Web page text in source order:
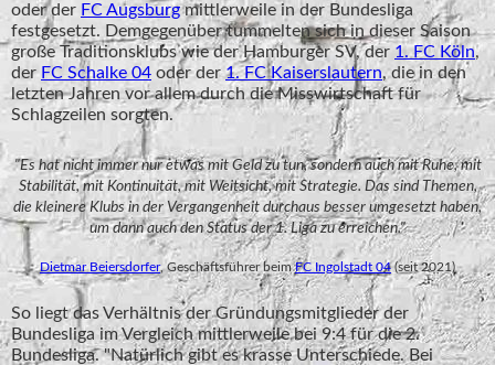
oder der FC Augsburgmittlerweile in der Bundesliga
festgesetzt. Demgegenüber tummelten sich in dieser Saison
große Traditionsklubs wie der Hamburger SV, der 1. FC Köln,
der FC Schalke 04 oder der1. FC Kaiserslautern, die in den
letzten Jahren vor allem durch die Misswirtschaft für
Schlagzeilen sorgten.
"Es hat nicht immer nur etwas mit Geld zu tun, sondern auch mit Ruhe, mit
Stabilität, mit Kontinuität, mit Weitsicht, mit Strategie. Das sind Themen,
die kleinere Klubs in der Vergangenheit durchaus besser umgesetzt haben,
um dann auch den Status der 1. Liga zu erreichen."
Dietmar Beiersdorfer, Geschäftsführer beimFC Ingolstadt 04(seit 2021)
So liegt das Verhältnis der Gründungsmitglieder der
Bundesliga im Vergleich mittlerweile bei 9:4 für die 2.
Bundesliga. "Natürlich gibt es krasse Unterschiede. Bei